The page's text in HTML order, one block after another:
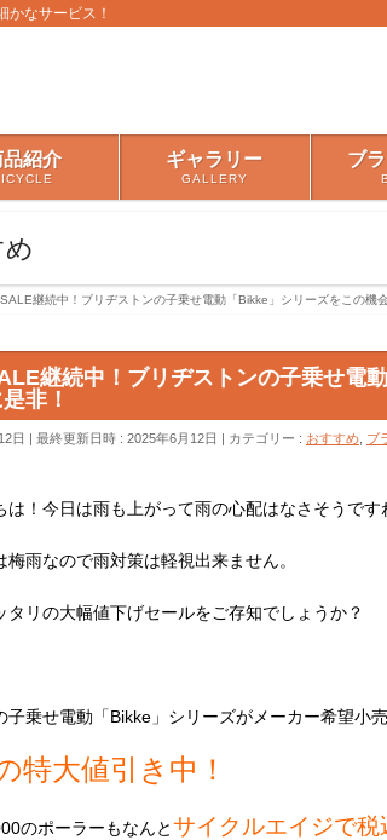
かなサービス！
品紹介 ギャラリー
GALLERY
ブ
継続中！ブリヂストンの子乗せ電動「Bikke」シリーズをこの機
継続中！ブリヂストンの子乗せ電
非！
日 最終更新日時 : 2025年6月12日 カテゴリー : おすすめ ブ
は！今日は雨も上がって雨の心配はなさそうです
梅雨なので雨対策は軽視出来ません。
タリの大幅値下げセールをご存知でしょうか？
子乗せ電動「Bikke」シリーズがメーカー希望小売
特大値引き中！
のポーラーもなんとサイクルエイジで税